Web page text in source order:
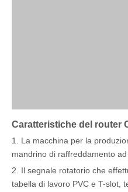
Caratteristiche del router
1. La macchina per la
mandrino di raffreddamento
2. Il segnale rotatorio che
tabella di lavoro PVC e T-slot,